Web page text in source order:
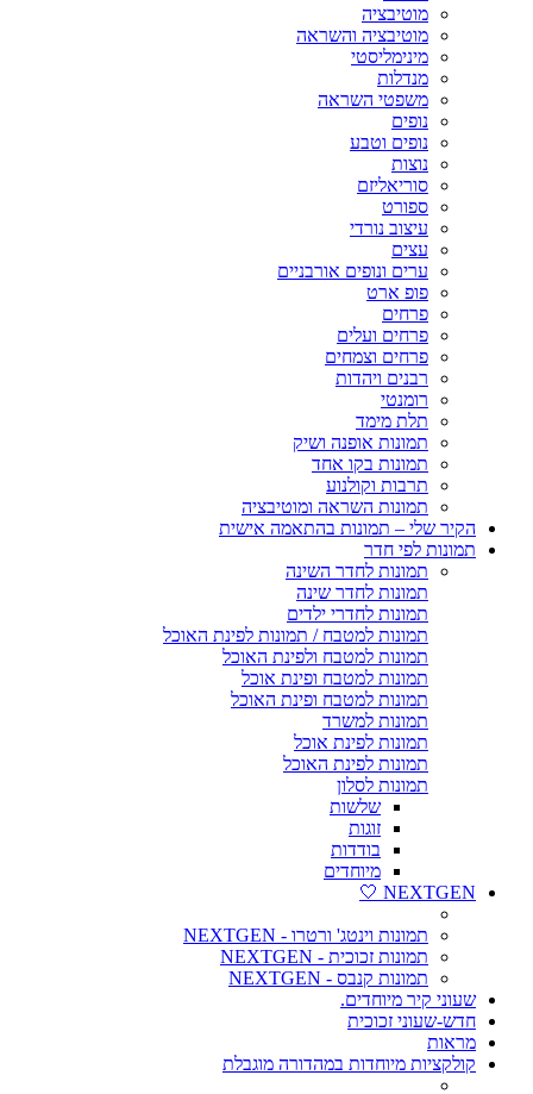
מוטיבציה
מוטיבציה והשראה
מינימליסטי
מנדלות
משפטי השראה
נופים
נופים וטבע
נוצות
סוריאליזם
ספורט
עיצוב נורדי
עצים
ערים ונופים אורבניים
פופ ארט
פרחים
פרחים ועלים
פרחים וצמחים
רבנים ויהדות
רומנטי
תלת מימד
תמונות אופנה ושיק
תמונות בקו אחד
תרבות וקולנוע
תמונות השראה ומוטיבציה
הקיר שלי – תמונות בהתאמה אישית
תמונות לפי חדר
תמונות לחדר השינה
תמונות לחדר שינה
תמונות לחדרי ילדים
תמונות למטבח / תמונות לפינת האוכל
תמונות למטבח ולפינת האוכל
תמונות למטבח ופינת אוכל
תמונות למטבח ופינת האוכל
תמונות למשרד
תמונות לפינת אוכל
תמונות לפינת האוכל
תמונות לסלון
שלשות
זוגות
בודדות
מיוחדים
NEXTGEN 🤍
תמונות וינטג' ורטרו - NEXTGEN
תמונות זכוכית - NEXTGEN
תמונות קנבס - NEXTGEN
שעוני קיר מיוחדים.
חדש-שעוני זכוכית
מראות
קולקציות מיוחדות במהדורה מוגבלת